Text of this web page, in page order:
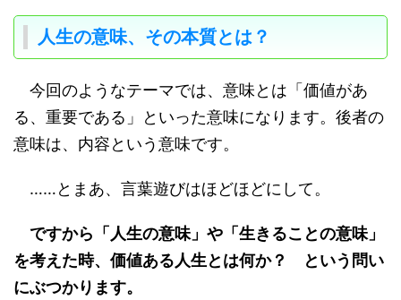
人生の意味、その本質とは？
今回のようなテーマでは、意味とは「価値があ
る、重要である」といった意味になります。後者の
意味は、内容という意味です。
……とまあ、言葉遊びはほどほどにして。
ですから「人生の意味」や「生きることの意味」
を考えた時、価値ある人生とは何か？ という問い
にぶつかります。